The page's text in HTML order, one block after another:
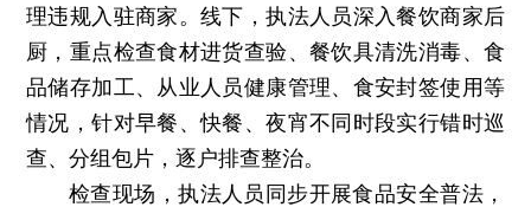
理违规入驻商家。线下，执法人员深入餐饮商家后
厨，重点检查食材进货查验、餐饮具清洗消毒、食
品储存加工、从业人员健康管理、食安封签使用等
情况，针对早餐、快餐、夜宵不同时段实行错时巡
查、分组包片，逐户排查整治。
检查现场，执法人员同步开展食品安全普法，